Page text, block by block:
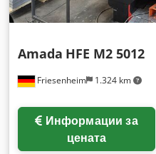
Friesenheim 1.324 km
Amada HFE M2 5012
цената